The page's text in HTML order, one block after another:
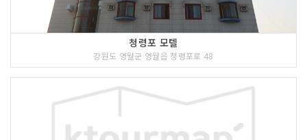
청령포 모텔
강원도 영월군 영월읍 청령포로 48